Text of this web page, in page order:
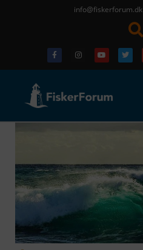
info@fiskerforum.dk